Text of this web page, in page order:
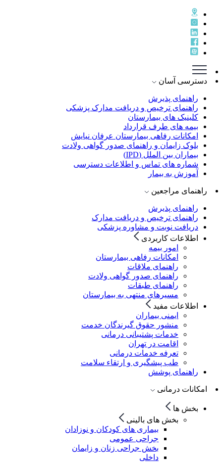
دسترسی آسان
راهنمای پذيرش
راهنمای ترخيص و دريافت مدارک پزشکی
کلینیک های بیمارستان
بیمه های طرف قرارداد
امکانات رفاهی بیمارستان عرفان نیایش
بلوک زایمان و راهنمای صدور گواهی ولادت
بیماران بین الملل (IPD)
شماره های تماس و اطلاعات دسترسی
آموزش به بیمار
راهنمای مراجعین
راهنمای پذیرش
راهنمای ترخیص و دریافت مدارک
دریافت نوبت و مشاوره پزشکی
اطلاعات کاربردی
امور بیمه
امکانات رفاهی بیمارستان
راهنمای ملاقات
راهنمای صدور گواهی ولادت
راهنمای طبقات
مسیرهای منتهی به بیمارستان
اطلاعات مفید
ایمنی بیماران
منشور حقوق گیرندگان خدمت
خدمات پشتیبانی درمانی
اقامت در تهران
تعرفه خدمات درمانی
طب پیشگیری و ارتقاء سلامت
راهنمای پوشش
امکانات درمانی
بخش ها
بخش های بالینی
بیماری های کودکان و نوزادان
جراحی عمومی
بخش جراحی زنان و زایمان
داخلی